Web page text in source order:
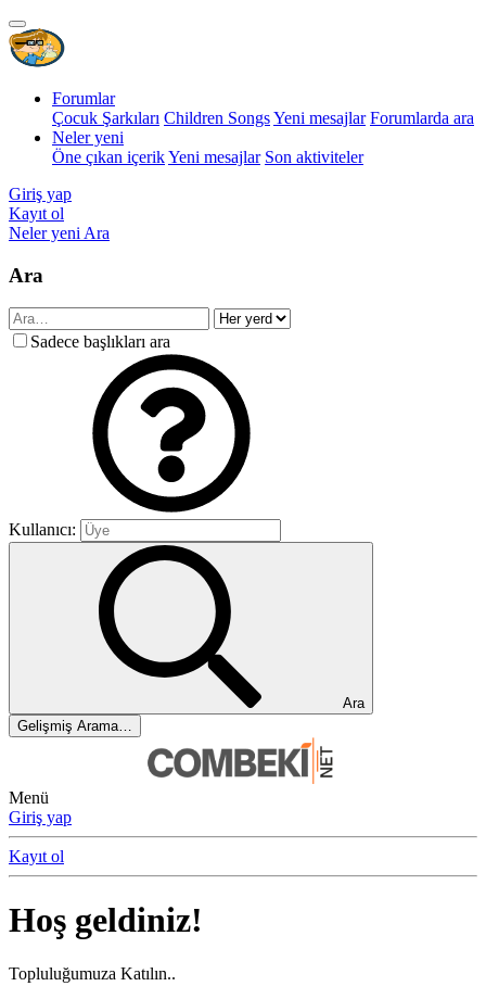
Forumlar
Çocuk Şarkıları Children SongsYeni mesajlar Forumlarda ara
Neler yeni
Öne çıkan içerikYeni mesajlar Son aktiviteler
Giriş yap
Kayıt ol
Neler yeni Ara
Ara
Sadece başlıkları ara
Kullanıcı:
Ara
Gelişmiş Arama…
Menü
Giriş yap
Kayıt ol
Hoş geldiniz!
Topluluğumuza Katılın..